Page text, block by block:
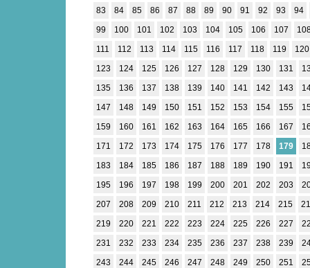
83
84 85 86 87 88 89 90 91 92 93
94
99
100 101 102 103 104 105 106 107
111
112 113 114 115 116 117 118 119
120
123
124 125 126 127 128 129 130 131
135
136 137 138 139 140 141 142 143
147
148 149 150 151 152 153 154 155
159
160 161 162 163 164 165 166 167
171
172 173 174 175 176 177 178 179
183
184 185 186 187 188 189 190 191
195
196 197 198 199 200 201 202 203
207
208 209 210 211 212 213 214 215
219
220 221 222 223 224 225 226 227
231
232 233 234 235 236 237 238 239
243
244 245 246 247 248 249 250 251